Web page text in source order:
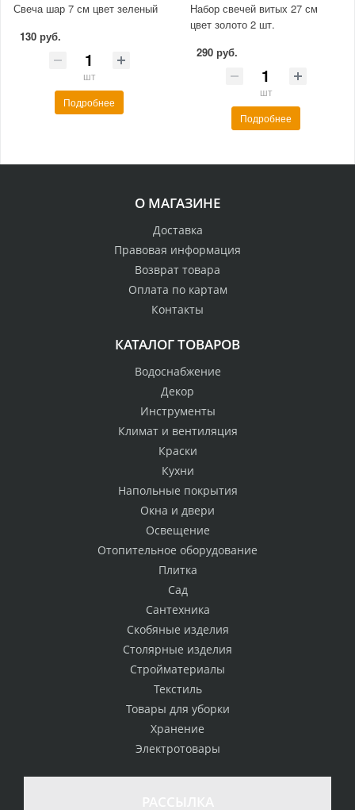
Свеча шар 7 см цвет зеленый
130 руб.
шт
Подробнее
Набор свечей витых 27 см
цвет золото 2 шт.
290 руб.
шт
Подробнее
О МАГАЗИНЕ
Доставка
Правовая информация
Возврат товара
Оплата по картам
Контакты
КАТАЛОГ ТОВАРОВ
Водоснабжение
Декор
Инструменты
Климат и вентиляция
Краски
Кухни
Напольные покрытия
Окна и двери
Освещение
Отопительное оборудование
Плитка
Сад
Сантехника
Скобяные изделия
Столярные изделия
Стройматериалы
Текстиль
Товары для уборки
Хранение
Электротовары